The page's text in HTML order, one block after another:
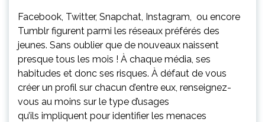
Facebook, Twitter, Snapchat, Instagram, ou encore
Tumblr figurent parmi les réseaux préférés des
jeunes. Sans oublier que de nouveaux naissent
presque tous les mois ! À chaque média, ses
habitudes et donc ses risques. À défaut de vous
créer un profil sur chacun d’entre eux, renseignez-
vous au moins sur le type d’usages
qu’ils impliquent pour identifier les menaces